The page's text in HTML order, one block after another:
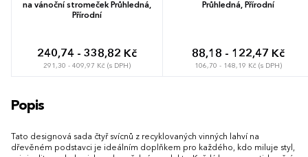
na vánoční stromeček Průhledná,
Přírodní
240,74 - 338,82 Kč
291,30 - 409,97 Kč (s DPH)
Průhledná, Přírodní
88,18 - 122,47 Kč
106,70 - 148,19 Kč (s DPH)
Popis
Tato designová sada čtyř svícnů z recyklovaných vinných lahví na
dřevěném podstavci je ideálním doplňkem pro každého, kdo miluje styl,